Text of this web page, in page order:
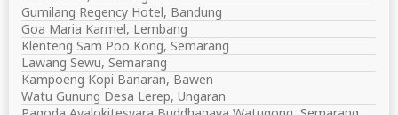
Gumilang Regency Hotel, Bandung
Goa Maria Karmel, Lembang
Klenteng Sam Poo Kong, Semarang
Lawang Sewu, Semarang
Kampoeng Kopi Banaran, Bawen
Watu Gunung Desa Lerep, Ungaran